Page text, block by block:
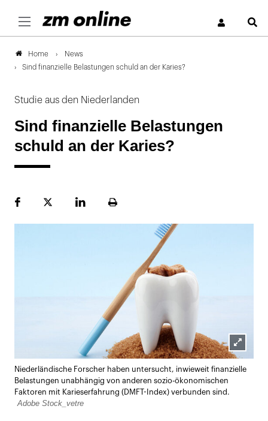
Home
News
Sind finanzielle Belastungen schuld an der Karies?
Studie aus den Niederlanden
Sind finanzielle Belastungen
schuld an der Karies?
FacebookPlattformLinekdInSeite
Lightbox
öffnen
Niederländische Forscher haben untersucht, inwieweit finanzielle
Belastungen unabhängig von anderen sozio-ökonomischen
Faktoren mit Karieserfahrung (DMFT-Index) verbunden sind.
Adobe Stock_vetre